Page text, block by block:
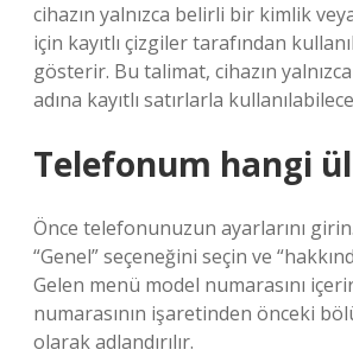
cihazın yalnızca belirli bir kimlik
için kayıtlı çizgiler tarafından
gösterir. Bu talimat, cihazın
adına kayıtlı satırlarla
Telefonum hangi
Önce telefonunuzun ayarlarını
“Genel” seçeneğini seçin ve
Gelen menü model numarasını
numarasının işaretinden önceki
olarak adlandırılır.